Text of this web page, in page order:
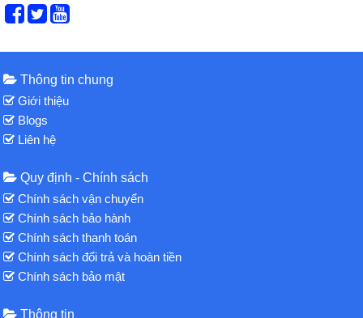
Thông tin chung
Giới thiệu
Blogs
Liên hệ
Quy định - Chính sách
Chính sách vận chuyển
Chính sách bảo hành
Chính sách thanh toán
Chính sách đổi trả và hoàn tiền
Chính sách bảo mật
Thông tin